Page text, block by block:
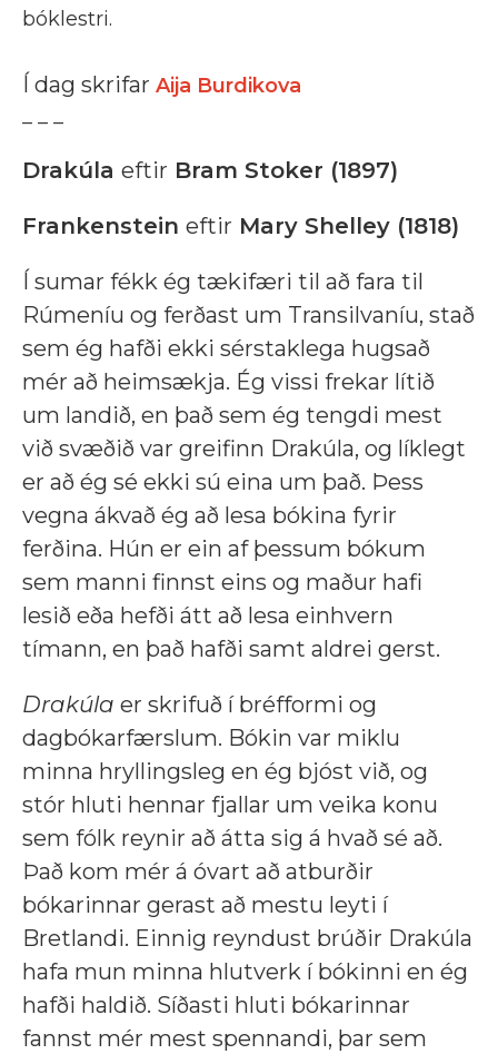
bóklestri.
Í dag skrifar Aija Burdikova
Drakúla eftir Bram Stoker (1897)
Frankenstein eftir Mary Shelley (1818)
Í sumar fékk ég tækifæri til að fara til
Rúmeníu og ferðast um Transilvaníu, stað
sem ég hafði ekki sérstaklega hugsað
mér að heimsækja. Ég vissi frekar lítið
um landið, en það sem ég tengdi mest
við svæðið var greifinn Drakúla, og líklegt
er að ég sé ekki sú eina um það. Þess
vegna ákvað ég að lesa bókina fyrir
ferðina. Hún er ein af þessum bókum
sem manni finnst eins og maður hafi
lesið eða hefði átt að lesa einhvern
tímann, en það hafði samt aldrei gerst.
Drakúla er skrifuð í bréfformi og
dagbókarfærslum. Bókin var miklu
minna hryllingsleg en ég bjóst við, og
stór hluti hennar fjallar um veika konu
sem fólk reynir að átta sig á hvað sé að.
Það kom mér á óvart að atburðir
bókarinnar gerast að mestu leyti í
Bretlandi. Einnig reyndust brúðir Drakúla
hafa mun minna hlutverk í bókinni en ég
hafði haldið. Síðasti hluti bókarinnar
fannst mér mest spennandi, þar sem